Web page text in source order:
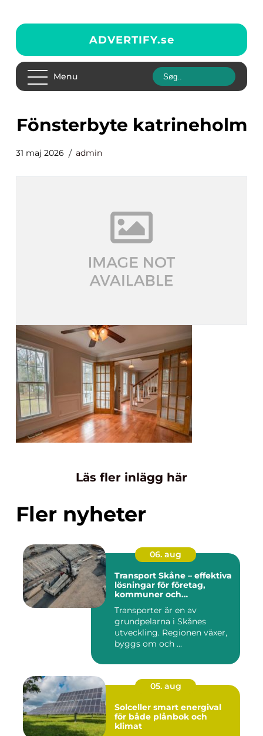
ADVERTIFY.se
Menu
fönsterbyte katrineholm
31 maj 2026 admin
Läs fler inlägg här
Fler nyheter
06. aug
Transport Skåne – effektiva
lösningar för företag,
kommuner och
Transporter är en av
grundpelarna i Skånes
utveckling. Regionen växer,
byggs om och ...
05. aug
Solceller smart energival
för både plånbok och
klimat